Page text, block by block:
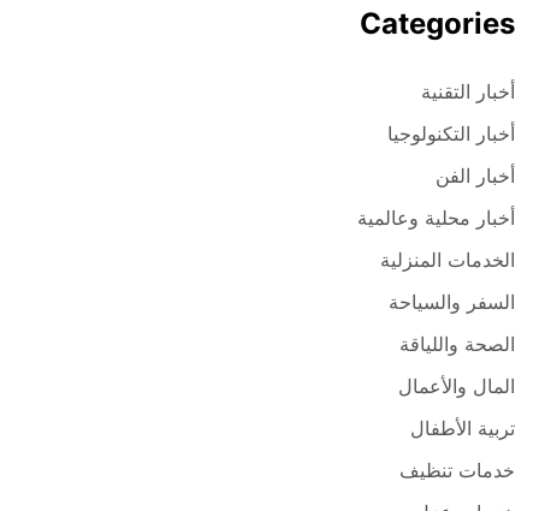
Categories
أخبار التقنية
أخبار التكنولوجيا
أخبار الفن
أخبار محلية وعالمية
الخدمات المنزلية
السفر والسياحة
الصحة واللياقة
المال والأعمال
تربية الأطفال
خدمات تنظيف